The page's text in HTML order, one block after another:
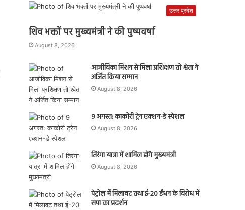
उत्तर प्रदेश
शिव भक्तों पर मुख्यमंत्री ने की पुष्पवर्षा
August 8, 2026
आजीविका मिशन से मिला प्रशिक्षण तो श्वेता ने
अर्जित किया सम्मान
August 8, 2026
9 अगस्त: काकोरी ट्रेन एक्शन-डे स्पेशल
August 8, 2026
तिरंगा यात्रा में शामिल होंगे मुख्यमंत्री
August 8, 2026
पेट्रोल में मिलावट तथा ई-20 ईंधन के विरोध में
सपा का प्रदर्शन